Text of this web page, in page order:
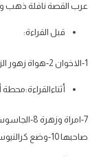
عرب القصة نافلة ذهب
قبل القراءة:
1-الاخوان 2-هواة زهور الزنبق 3-المزارع الحقود
أثناءالقراءة:محطة
صاحبها 10-وضع كرالنيوس يتأزم 12-ماالذي ينتظر كرالنيوس؟ 13-هارلم